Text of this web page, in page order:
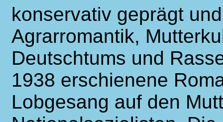
konservativ geprägt
Agrarromantik,
Deutschtums und
1938 erschienene
Lobgesang auf den